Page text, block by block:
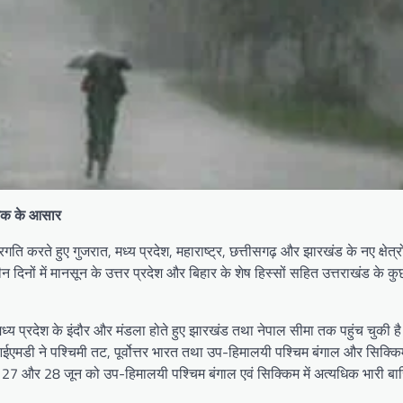
के आसार
करते हुए गुजरात, मध्य प्रदेश, महाराष्ट्र, छत्तीसगढ़ और झारखंड के नए
दिनों में मानसून के उत्तर प्रदेश और बिहार के शेष हिस्सों सहित उत्तराखंड के
मध्य प्रदेश के इंदौर और मंडला होते हुए झारखंड तथा नेपाल सीमा तक पहुंच
ने पश्चिमी तट, पूर्वोत्तर भारत तथा उप-हिमालयी पश्चिम बंगाल और
और 28 जून को उप-हिमालयी पश्चिम बंगाल एवं सिक्किम में अत्यधिक भारी